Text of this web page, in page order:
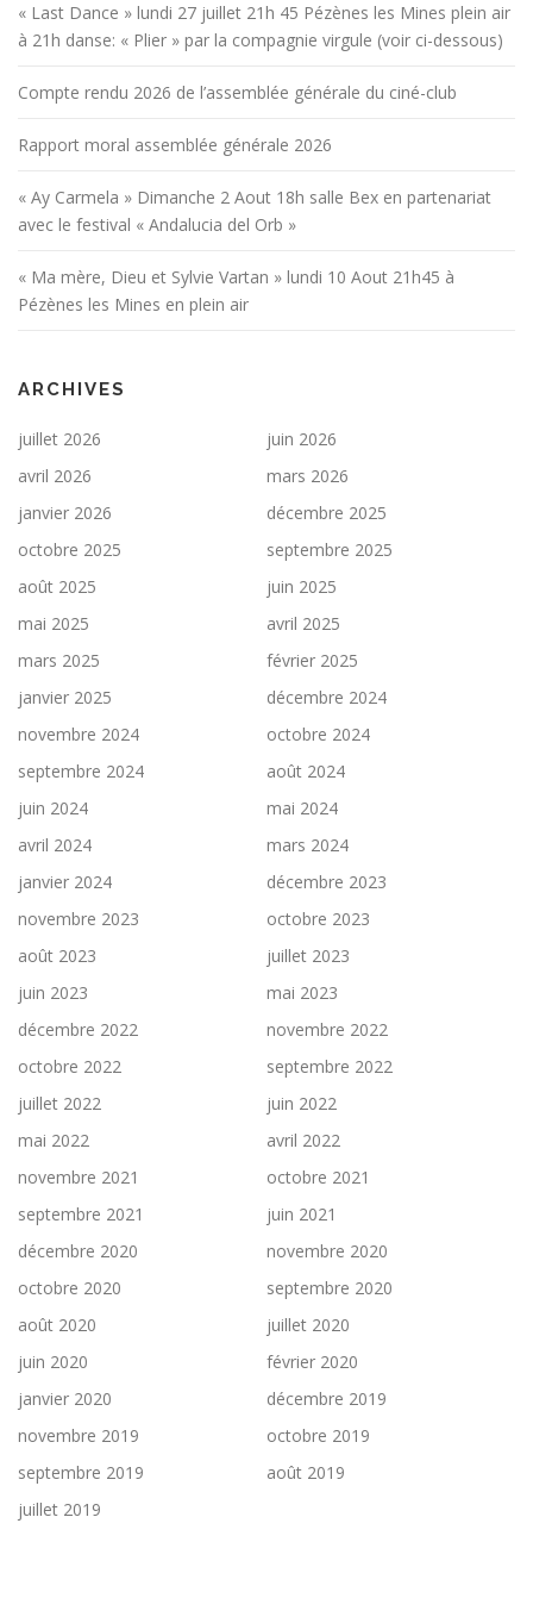
« Last Dance » lundi 27 juillet 21h 45 Pézènes les Mines plein air
à 21h danse: « Plier » par la compagnie virgule (voir ci-dessous)
Compte rendu 2026 de l’assemblée générale du ciné-club
Rapport moral assemblée générale 2026
« Ay Carmela » Dimanche 2 Aout 18h salle Bex en partenariat
avec le festival « Andalucia del Orb »
« Ma mère, Dieu et Sylvie Vartan » lundi 10 Aout 21h45 à
Pézènes les Mines en plein air
ARCHIVES
juillet 2026
juin 2026
avril 2026
mars 2026
janvier 2026
décembre 2025
octobre 2025
septembre 2025
août 2025
juin 2025
mai 2025
avril 2025
mars 2025
février 2025
janvier 2025
décembre 2024
novembre 2024
octobre 2024
septembre 2024
août 2024
juin 2024
mai 2024
avril 2024
mars 2024
janvier 2024
décembre 2023
novembre 2023
octobre 2023
août 2023
juillet 2023
juin 2023
mai 2023
décembre 2022
novembre 2022
octobre 2022
septembre 2022
juillet 2022
juin 2022
mai 2022
avril 2022
novembre 2021
octobre 2021
septembre 2021
juin 2021
décembre 2020
novembre 2020
octobre 2020
septembre 2020
août 2020
juillet 2020
juin 2020
février 2020
janvier 2020
décembre 2019
novembre 2019
octobre 2019
septembre 2019
août 2019
juillet 2019